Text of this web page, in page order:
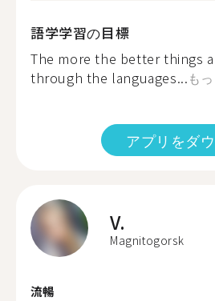
語学学習の目標
The more the better things
through the languages...も
アプリをダ
V.
Magnitogorsk
流暢